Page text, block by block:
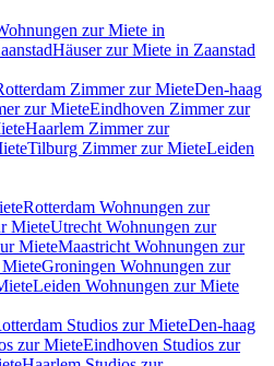
zur Miete in
Häuser zur Miete in Zaanstad
Zimmer zur MieteDen-haag
zur MieteEindhoven Zimmer zur
Haarlem Zimmer zur
Tilburg Zimmer zur MieteLeiden
Rotterdam Wohnungen zur
MieteUtrecht Wohnungen zur
MieteMaastricht Wohnungen zur
Groningen Wohnungen zur
Leiden Wohnungen zur Miete
Studios zur MieteDen-haag
zur MieteEindhoven Studios zur